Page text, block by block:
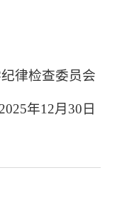
律检查委员会
2025年12月30日